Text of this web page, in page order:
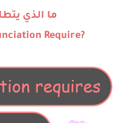
ما الذي
?What Does Good Pronunciation Require